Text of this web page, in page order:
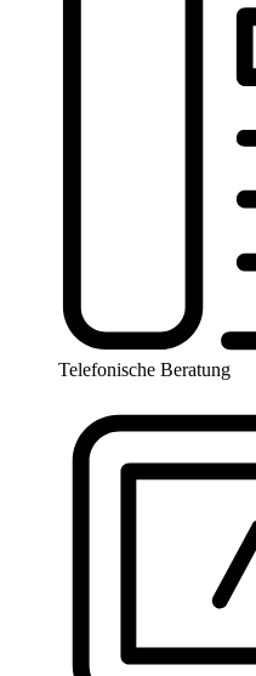
Telefonische Beratung